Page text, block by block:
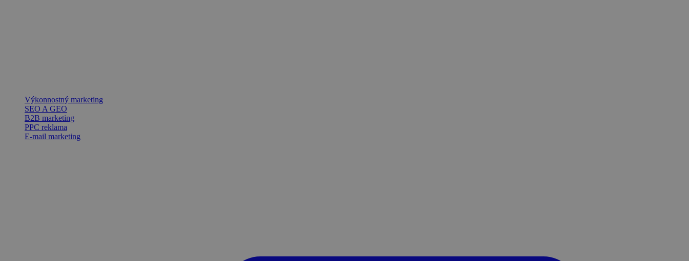
Výkonnostný marketing
SEO A GEO
B2B marketing
PPC reklama
E-mail marketing